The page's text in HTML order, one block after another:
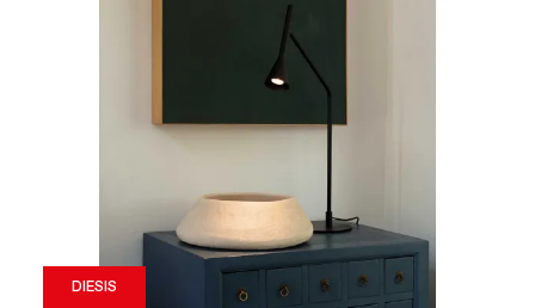
DIESIS